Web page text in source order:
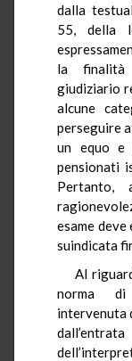
dalla
55, della
la finalità
giudiziario
alcune
perseguire
un equo e
pensionati
Pertanto,
esame
suindicata
Al
norma di
intervenuta